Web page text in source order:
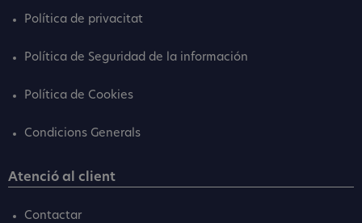
Política de privacitat
Política de Seguridad de la información
Política de Cookies
Condicions Generals
Atenció al client
Contactar